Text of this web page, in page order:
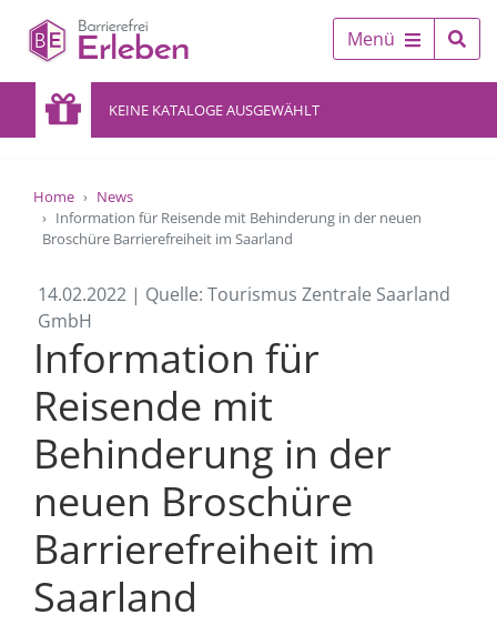
Menü
KEINE KATALOGE AUSGEWÄHLT
Home
News
Information für Reisende mit Behinderung in der neuen
Broschüre Barrierefreiheit im Saarland
14.02.2022 | Quelle: Tourismus Zentrale Saarland
GmbH
Information für
Reisende mit
Behinderung in der
neuen Broschüre
Barrierefreiheit im
Saarland